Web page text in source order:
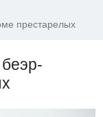
престарелых